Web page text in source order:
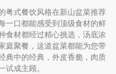
式餐饮风格在新山盆菜推荐
一口都能感受到顶级食材的鲜
食材都经过精心挑选，汤底浓
庭聚餐，这道盆菜都能为您带
典中的经典，外皮香脆，肉质
成主顾。